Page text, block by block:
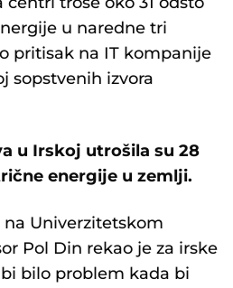
u naredne tri
pritisak na IT kompanije
sopstvenih izvora
u Irskoj utrošila su 28
energije u zemlji.
Univerzitetskom
Pol Din rekao je za irske
bilo problem kada bi